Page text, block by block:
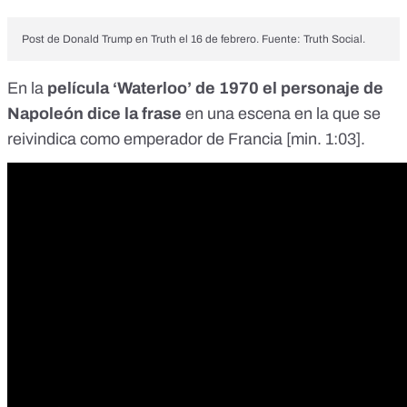
Post de Donald Trump en Truth el 16 de febrero. Fuente: Truth Social.
En la película ‘Waterloo’ de 1970 el personaje de
Napoleón dice la frase en una escena en la que se
reivindica como emperador de Francia [min. 1:03].